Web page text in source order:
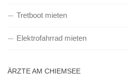
Tretboot mieten
Elektrofahrrad mieten
ÄRZTE AM CHIEMSEE